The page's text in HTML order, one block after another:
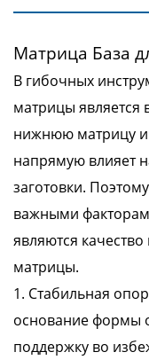
Матрица База
В гибочных
матрицы является
нижнюю матрицу и
напрямую влияет
заготовки.
важными
являются
матрицы.
1. Стабильная
основание формы
поддержку во